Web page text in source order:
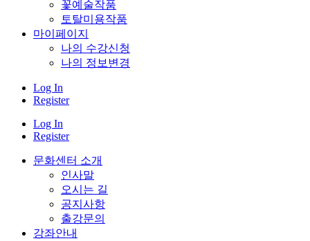
꽃예술작품
토탈미용작품
마이페이지
나의 수강신청
나의 정보변경
Log In
Register
Log In
Register
문화센터 소개
인사말
오시는 길
공지사항
출강문의
강좌안내